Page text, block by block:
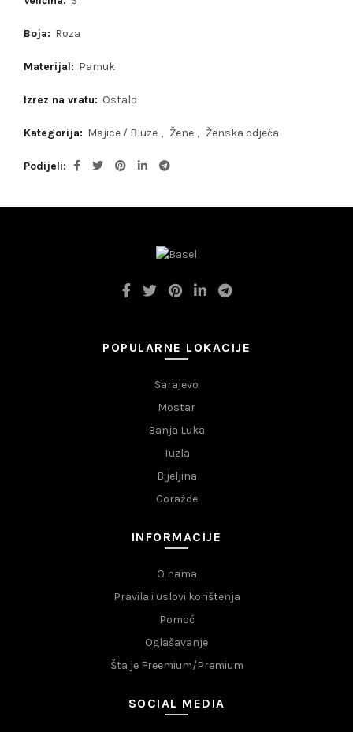
Boja: Roza
Materijal: Pamuk
Izrez na vratu: Ostalo
Kategorija: Majice / Bluze , Žene , Ženska odjeća
Podijeli
POPULARNE LOKACIJE
Sarajevo
Mostar
Banja Luka
Tuzla
Bijeljina
Goražde
INFORMACIJE
O nama
Pravila i uslovi korištenja
Pomoć
Oglašavanje
Šta je Freemium/Premium
SOCIAL MEDIA